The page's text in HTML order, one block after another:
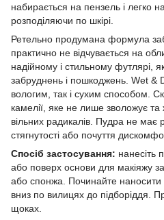
набирається на пензель і легко
розподіляючи по шкірі.
Ретельно продумана формула
практично не відчувається на
надійному і стильному футлярі,
забруднень і пошкоджень. Wet &
вологим, так і сухим способом.
камелії, яке не лише зволожує та
вільних радикалів. Пудра не має
стягнутості або почуття
Спосіб застосування: нанесіть
або поверх основи для макіяжу
або спонжа. Починайте наносити
вниз по вилицях до підборіддя.
щоках.